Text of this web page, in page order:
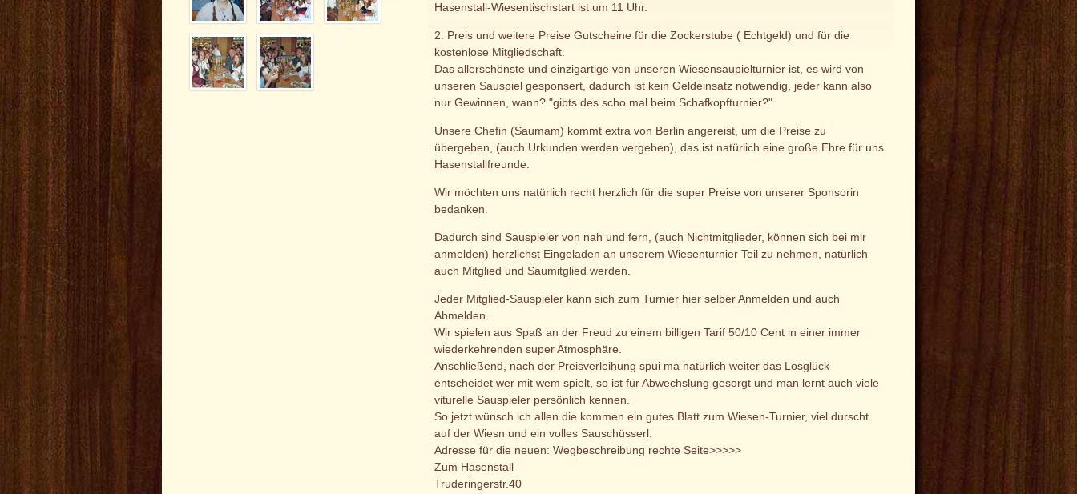
Hasenstall-Wiesentischstart ist um 11 Uhr.
2. Preis und weitere Preise Gutscheine für die Zockerstube ( Echtgeld) und für die
kostenlose Mitgliedschaft.
Das allerschönste und einzigartige von unseren Wiesensaupielturnier ist, es wird von
unseren Sauspiel gesponsert, dadurch ist kein Geldeinsatz notwendig, jeder kann also
nur Gewinnen, wann? "gibts des scho mal beim Schafkopfturnier?"
Unsere Chefin (Saumam) kommt extra von Berlin angereist, um die Preise zu
übergeben, (auch Urkunden werden vergeben), das ist natürlich eine große Ehre für uns
Hasenstallfreunde.
Wir möchten uns natürlich recht herzlich für die super Preise von unserer Sponsorin
bedanken.
Dadurch sind Sauspieler von nah und fern, (auch Nichtmitglieder, können sich bei mir
anmelden) herzlichst Eingeladen an unserem Wiesenturnier Teil zu nehmen, natürlich
auch Mitglied und Saumitglied werden.
Jeder Mitglied-Sauspieler kann sich zum Turnier hier selber Anmelden und auch
Abmelden.
Wir spielen aus Spaß an der Freud zu einem billigen Tarif 50/10 Cent in einer immer
wiederkehrenden super Atmosphäre.
Anschließend, nach der Preisverleihung spui ma natürlich weiter das Losglück
entscheidet wer mit wem spielt, so ist für Abwechslung gesorgt und man lernt auch viele
viturelle Sauspieler persönlich kennen.
So jetzt wünsch ich allen die kommen ein gutes Blatt zum Wiesen-Turnier, viel durscht
auf der Wiesn und ein volles Sauschüsserl.
Adresse für die neuen: Wegbeschreibung rechte Seite>>>>>
Zum Hasenstall
Truderingerstr.40